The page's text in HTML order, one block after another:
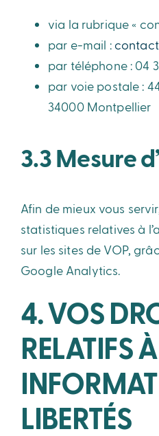
via la rubrique «
par e-mail :
par téléphone : 04
par voie postale :
34000 Montpellier
3.3 Mesure
Afin de mieux vous
statistiques relatives à
sur les sites de VOP,
Google Analytics.
4. VOS
RELATIFS
LIBERTÉS